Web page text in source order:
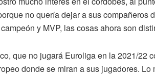
no quería dejar a sus compañeros
y MVP, las cosas ahora son
que no jugará Euroliga en la 2021/22
donde se miran a sus jugadores. Lo